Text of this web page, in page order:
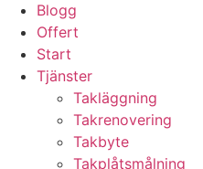
Blogg
Offert
Start
Tjänster
Takläggning
Takrenovering
Takbyte
Takplåtsmålning